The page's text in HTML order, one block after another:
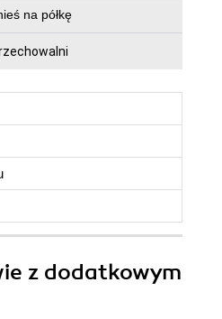
na półkę
z dodatkowym